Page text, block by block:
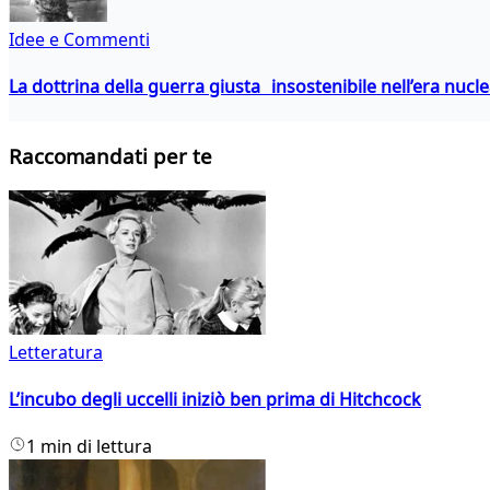
Idee e Commenti
La dottrina della guerra giusta insostenibile nell’era
Raccomandati per te
Letteratura
L’incubo degli uccelli iniziò ben prima di Hitchcock
1 min di lettura